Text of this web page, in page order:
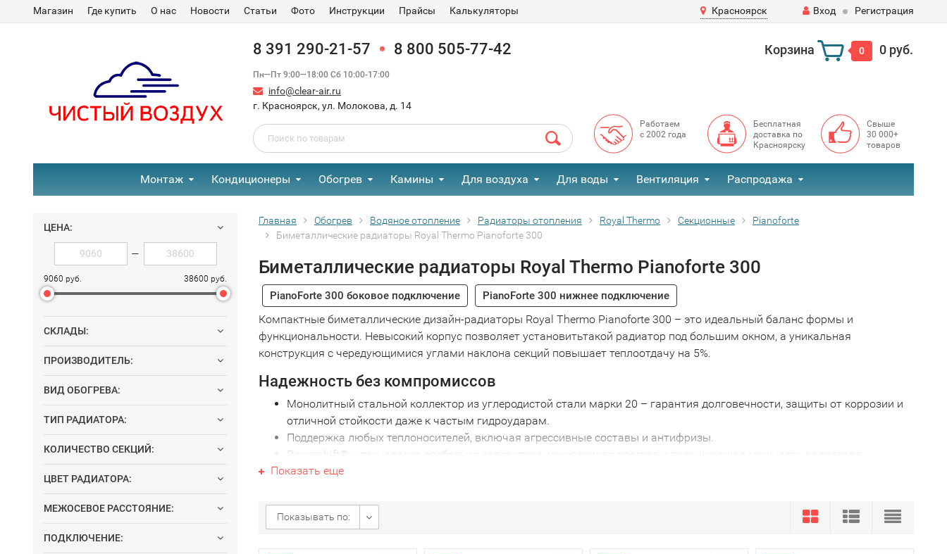
Магазин Где купить О нас Новости Статьи Фото Инструкции Прайсы Калькуляторы Красноярск Вход Регистрация
8 391 290-21-57 8 800 505-77-42
Пн—Пт 9:00—18:00 Сб 10:00-17:00
info@clear-air.ru
г. Красноярск, ул. Молокова, д. 14
Корзина 0 0 руб.
Работаем
с 2002 года
Бесплатная
доставка по
Красноярску
Свыше
30 000+
товаров
Монтаж Кондиционеры Обогрев Камины Для воздуха Для воды Вентиляция Распродажа
ЦЕНА:
—
9060 руб. 38600 руб.
СКЛАДЫ:
ПРОИЗВОДИТЕЛЬ:
ВИД ОБОГРЕВА:
ТИП РАДИАТОРА:
КОЛИЧЕСТВО СЕКЦИЙ:
ЦВЕТ РАДИАТОРА:
МЕЖОСЕВОЕ РАССТОЯНИЕ:
ПОДКЛЮЧЕНИЕ:
Главная Обогрев Водяное отопление Радиаторы отопления Royal Thermo Секционные
Pianoforte
Биметаллические радиаторы Royal Thermo Pianoforte 300
Биметаллические радиаторы Royal Thermo Pianoforte 300
PianoForte 300 боковое подключение PianoForte 300 нижнее подключение
Компактные биметаллические дизайн-радиаторы Royal Thermo Pianoforte 300 – это идеальный баланс формы и
функциональности. Невысокий корпус позволяет установитьтакой радиатор под большим окном, а уникальная
конструкция с чередующимися углами наклона секций повышает теплоотдачу на 5%.
Надежность без компромиссов
Монолитный стальной коллектор из углеродистой стали марки 20 – гарантия долговечности, защиты от коррозии и
отличной стойкости даже к частым гидроударам.
Поддержка любых теплоносителей, включая агрессивные составы и антифризы.
Powershift® – технология оребрения коллектора, ускоряющая прогрев и повышающая мощность радиатора.
Интеллектуальный термостат Smart Heat (для моделей нижнего подключения)
Smart Heat позволяет управлять температурой и программировать режимы через мобильное приложение Hommyn.
Вы можете создать гибкий график обогрева – настройте отопление под свой ритм жизни.
Показать еще
Показывать по: